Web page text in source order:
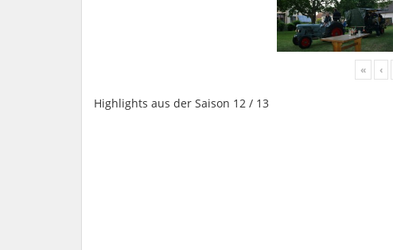
« ‹
Highlights aus der Saison 12 / 13